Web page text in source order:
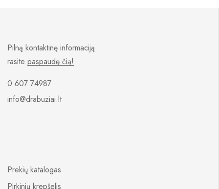
Pilną kontaktinę informaciją
rasite paspaudę čią!
0 607 74987
info@drabuziai.lt
Prekių katalogas
Pirkinių krepšelis